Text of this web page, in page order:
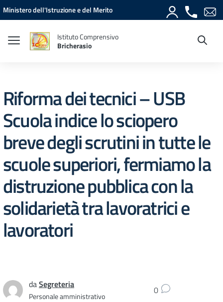
Vai ai contenuti
Vai al menu di navigazione
Vai al footer
Ministero dell'Istruzione e del Merito
Istituto Comprensivo
Bricherasio
Riforma dei tecnici – USB
Scuola indice lo sciopero
breve degli scrutini in tutte le
scuole superiori, fermiamo la
distruzione pubblica con la
solidarietà tra lavoratrici e
lavoratori
daSegreteria
Personale amministrativo 0